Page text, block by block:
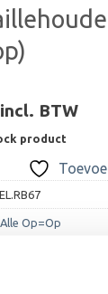
incl. BTW
product
Alle Op=Op